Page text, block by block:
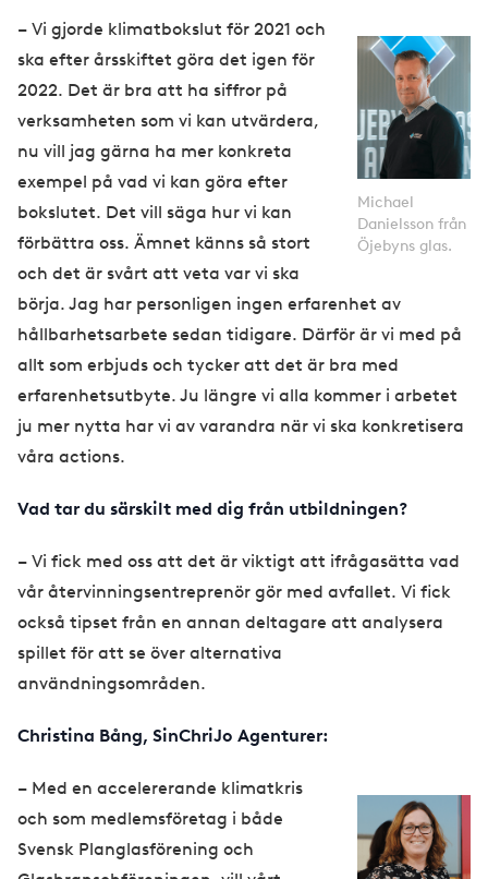
Michael
Danielsson från
Öjebyns glas.
– Vi gjorde klimatbokslut för 2021 och
ska efter årsskiftet göra det igen för
2022. Det är bra att ha siffror på
verksamheten som vi kan utvärdera,
nu vill jag gärna ha mer konkreta
exempel på vad vi kan göra efter
bokslutet. Det vill säga hur vi kan
förbättra oss. Ämnet känns så stort
och det är svårt att veta var vi ska
börja. Jag har personligen ingen erfarenhet av
hållbarhetsarbete sedan tidigare. Därför är vi med på
allt som erbjuds och tycker att det är bra med
erfarenhetsutbyte. Ju längre vi alla kommer i arbetet
ju mer nytta har vi av varandra när vi ska konkretisera
våra actions.
Vad tar du särskilt med dig från utbildningen?
– Vi fick med oss att det är viktigt att ifrågasätta vad
vår återvinningsentreprenör gör med avfallet. Vi fick
också tipset från en annan deltagare att analysera
spillet för att se över alternativa
användningsområden.
Christina Bång, SinChriJo Agenturer:
– Med en accelererande klimatkris
och som medlemsföretag i både
Svensk Planglasförening och